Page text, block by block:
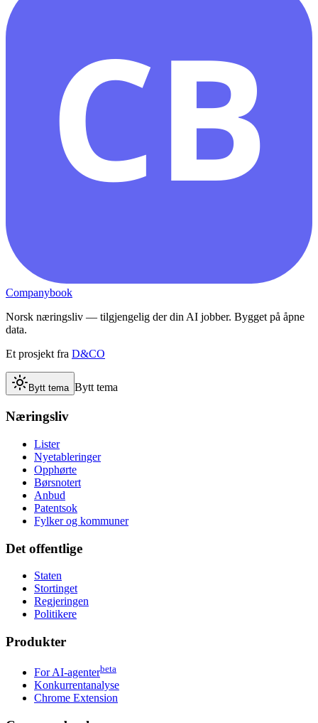
CB
Companybook
Norsk næringsliv — tilgjengelig der din AI jobber. Bygget på åpne
data.
Et prosjekt fra D&CO
Bytt tema Bytt tema
Næringsliv
Lister
Nyetableringer
Opphørte
Børsnotert
Anbud
Patentsok
Fylker og kommuner
Det offentlige
Staten
Stortinget
Regjeringen
Politikere
Produkter
For AI-agenterbeta
Konkurrentanalyse
Chrome Extension